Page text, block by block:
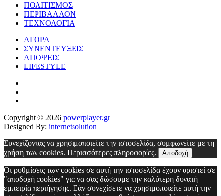
ΠΟΛΙΤΙΣΜΟΣ
ΠΕΡΙΒΑΛΛΟΝ
ΤΕΧΝΟΛΟΓΙΑ
ΑΓΟΡΑ
ΣΥΝΕΝΤΕΥΞΕΙΣ
ΑΠΟΨΕΙΣ
LIFESTYLE
Copyright © 2026 powerplayer.gr
Designed By: internetsolution
Συνεχίζοντας να χρησιμοποιείτε την ιστοσελίδα, συμφωνείτε με τη
χρήση των cookies. Περισσότερες πληροφορίες. Αποδοχή
Οι ρυθμίσεις των cookies σε αυτή την ιστοσελίδα έχουν οριστεί σε
"αποδοχή cookies" για να σας δώσουμε την καλύτερη δυνατή
εμπειρία περιήγησης. Εάν συνεχίσετε να χρησιμοποιείτε αυτή την